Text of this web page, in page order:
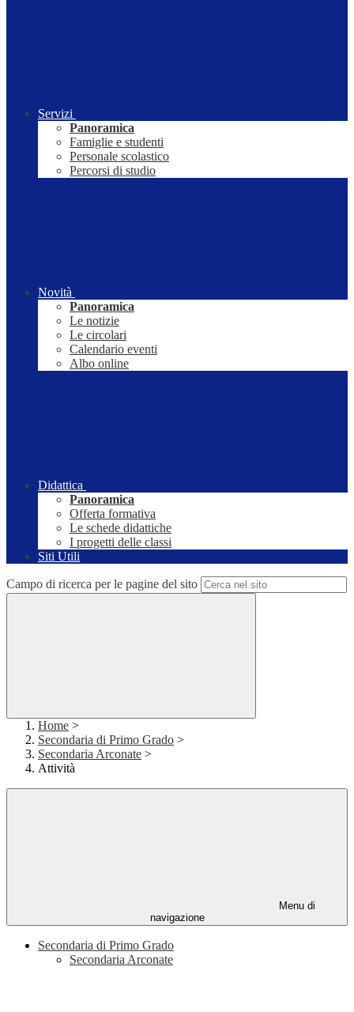
Servizi
Panoramica
Famiglie e studenti
Personale scolastico
Percorsi di studio
Novità
Panoramica
Le notizie
Le circolari
Calendario eventi
Albo online
Didattica
Panoramica
Offerta formativa
Le schede didattiche
I progetti delle classi
Siti Utili
Campo di ricerca per le pagine del sito
Home >
Secondaria di Primo Grado >
Secondaria Arconate >
Attività
Menu di
navigazione
Secondaria di Primo Grado
Secondaria Arconate